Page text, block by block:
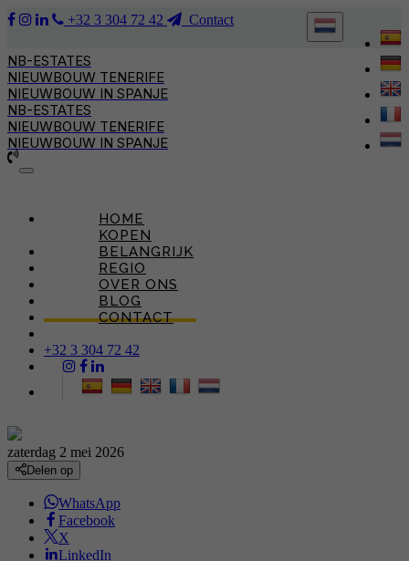
+32 3 304 72 42 Contact
NB-ESTATES
NIEUWBOUW TENERIFE
NIEUWBOUW IN SPANJE
NB-ESTATES
NIEUWBOUW TENERIFE
NIEUWBOUW IN SPANJE
Toggle
HOME
KOPEN
BELANGRIJK
REGIO
OVER ONS
BLOG
CONTACT
+32 3 304 72 42
zaterdag 2 mei 2026
Delen op
WhatsApp
Facebook
X
LinkedIn